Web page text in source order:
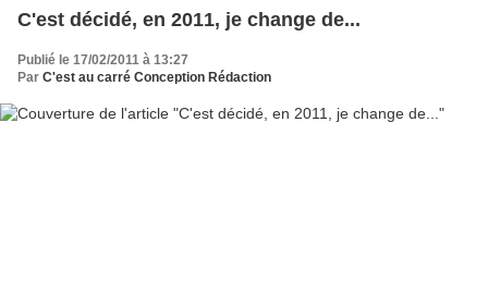
C'est décidé, en 2011, je change de...
Publié le 17/02/2011 à 13:27
Par C'est au carré Conception Rédaction